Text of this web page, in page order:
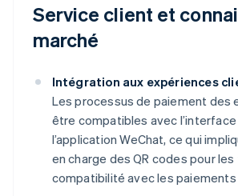
Service client et
marché
Intégration aux expériences
Les processus de paiement des
être compatibles avec
l’application WeChat, ce qui
en charge des QR codes pour
compatibilité avec les